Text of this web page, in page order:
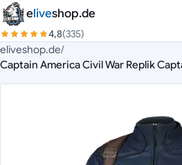
Zum Inhalt springen
eliveshop.de
4,8(335)
eliveshop.de/
Captain America Civil War Replik